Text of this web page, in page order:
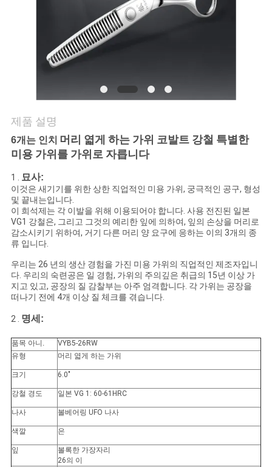
용
문
을
요
구
하
세
요
사
이
트
맵
PRIVACY
POLICY
제품 설명
6개는 인치 머리 엷게 하는 가위 코발트 강철 특별한
미용 가위를 가위로 자릅니다
1 . 묘사:
이것은 새기기를 위한 상한 직업적인 미용 가위, 궁극적인 공구, 형성
및 끝내는입니다.
이 희석제는 각 이발을 위해 이용되어야 합니다. 사용 전진된 일본
VG1 강철은, 그리고 그것의 예리한 잎에 의하여, 잎의 손상을 머리로
감소시키기 위하여, 거기 다른 머리 양 요구에 응하는 이의 3개의 종
류 입니다.
우리는 26 년의 생산 경험을 가진 미용 가위의 직업적인 제조자입니
다. 우리의 숙련공은 일 경험, 가위의 주의깊은 취급의 15년 이상 가
지고 있고, 공장의 질 감찰부는 아주 엄격합니다. 각 가위는 공장을
떠나기 전에 4개 이상 질 체크를 겪습니다.
2 . 명세:
품목 아니.
VYB5-26RW
유형
머리 엷게 하는 가위
크기 6.0"
강철 경도 일본 VG 1: 60-61HRC
나사 볼베어링 UFO 나사
색깔 은
잎
볼록한 가장자리
26의 이